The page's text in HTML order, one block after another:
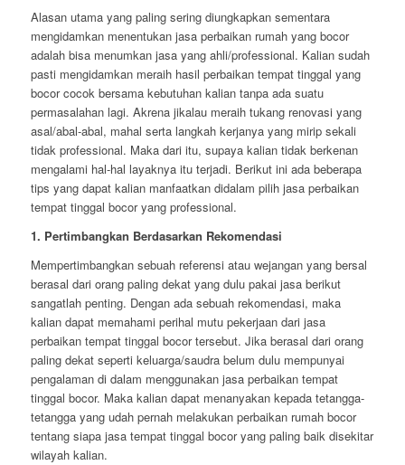
Alasan utama yang paling sering diungkapkan sementara
mengidamkan menentukan jasa perbaikan rumah yang bocor
adalah bisa menumkan jasa yang ahli/professional. Kalian sudah
pasti mengidamkan meraih hasil perbaikan tempat tinggal yang
bocor cocok bersama kebutuhan kalian tanpa ada suatu
permasalahan lagi. Akrena jikalau meraih tukang renovasi yang
asal/abal-abal, mahal serta langkah kerjanya yang mirip sekali
tidak professional. Maka dari itu, supaya kalian tidak berkenan
mengalami hal-hal layaknya itu terjadi. Berikut ini ada beberapa
tips yang dapat kalian manfaatkan didalam pilih jasa perbaikan
tempat tinggal bocor yang professional.
1. Pertimbangkan Berdasarkan Rekomendasi
Mempertimbangkan sebuah referensi atau wejangan yang bersal
berasal dari orang paling dekat yang dulu pakai jasa berikut
sangatlah penting. Dengan ada sebuah rekomendasi, maka
kalian dapat memahami perihal mutu pekerjaan dari jasa
perbaikan tempat tinggal bocor tersebut. Jika berasal dari orang
paling dekat seperti keluarga/saudra belum dulu mempunyai
pengalaman di dalam menggunakan jasa perbaikan tempat
tinggal bocor. Maka kalian dapat menanyakan kepada tetangga-
tetangga yang udah pernah melakukan perbaikan rumah bocor
tentang siapa jasa tempat tinggal bocor yang paling baik disekitar
wilayah kalian.